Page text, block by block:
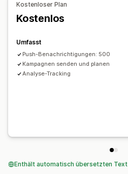
Kostenloser Plan
Kostenlos
Umfasst
Push-Benachrichtigungen: 500
Kampagnen senden und planen
Analyse-Tracking
Enthält automatisch übersetzten Text